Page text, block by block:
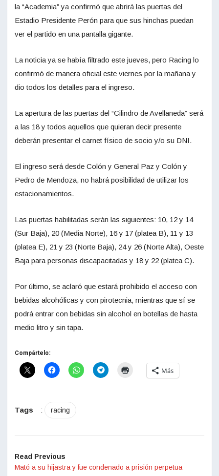
la “Academia” ya confirmó que abrirá las puertas del
Estadio Presidente Perón para que sus hinchas puedan
ver el partido en una pantalla gigante.
La noticia ya se había filtrado este jueves, pero Racing lo
confirmó de manera oficial este viernes por la mañana y
dio todos los detalles para el ingreso.
La apertura de las puertas del “Cilindro de Avellaneda” será
a las 18 y todos aquellos que quieran decir presente
deberán presentar el carnet físico de socio y/o su DNI.
El ingreso será desde Colón y General Paz y Colón y
Pedro de Mendoza, no habrá posibilidad de utilizar los
estacionamientos.
Las puertas habilitadas serán las siguientes: 10, 12 y 14
(Sur Baja), 20 (Media Norte), 16 y 17 (platea B), 11 y 13
(platea E), 21 y 23 (Norte Baja), 24 y 26 (Norte Alta), Oeste
Baja para personas discapacitadas y 18 y 22 (platea C).
Por último, se aclaró que estará prohibido el acceso con
bebidas alcohólicas y con pirotecnia, mientras que sí se
podrá entrar con bebidas sin alcohol en botellas de hasta
medio litro y sin tapa.
Compártelo:
Más
Tags : racing
Read Previous
Mató a su hijastra y fue condenado a prisión perpetua